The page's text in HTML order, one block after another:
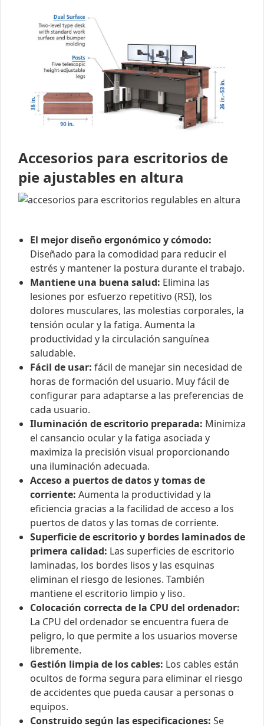
Accesorios para escritorios de
pie ajustables en altura
El mejor diseño ergonómico y cómodo:
Diseñado para la comodidad para reducir el
estrés y mantener la postura durante el trabajo.
Mantiene una buena salud: Elimina las
lesiones por esfuerzo repetitivo (RSI), los
dolores musculares, las molestias corporales, la
tensión ocular y la fatiga. Aumenta la
productividad y la circulación sanguínea
saludable.
Fácil de usar: fácil de manejar sin necesidad de
horas de formación del usuario. Muy fácil de
configurar para adaptarse a las preferencias de
cada usuario.
Iluminación de escritorio preparada: Minimiza
el cansancio ocular y la fatiga asociada y
maximiza la precisión visual proporcionando
una iluminación adecuada.
Acceso a puertos de datos y tomas de
corriente: Aumenta la productividad y la
eficiencia gracias a la facilidad de acceso a los
puertos de datos y las tomas de corriente.
Superficie de escritorio y bordes laminados de
primera calidad: Las superficies de escritorio
laminadas, los bordes lisos y las esquinas
eliminan el riesgo de lesiones. También
mantiene el escritorio limpio y liso.
Colocación correcta de la CPU del ordenador:
La CPU del ordenador se encuentra fuera de
peligro, lo que permite a los usuarios moverse
libremente.
Gestión limpia de los cables: Los cables están
ocultos de forma segura para eliminar el riesgo
de accidentes que pueda causar a personas o
equipos.
Construido según las especificaciones: Se